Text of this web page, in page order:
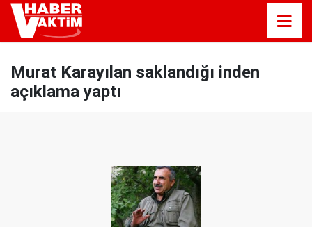
Murat Karayılan saklandığı inden
açıklama yaptı